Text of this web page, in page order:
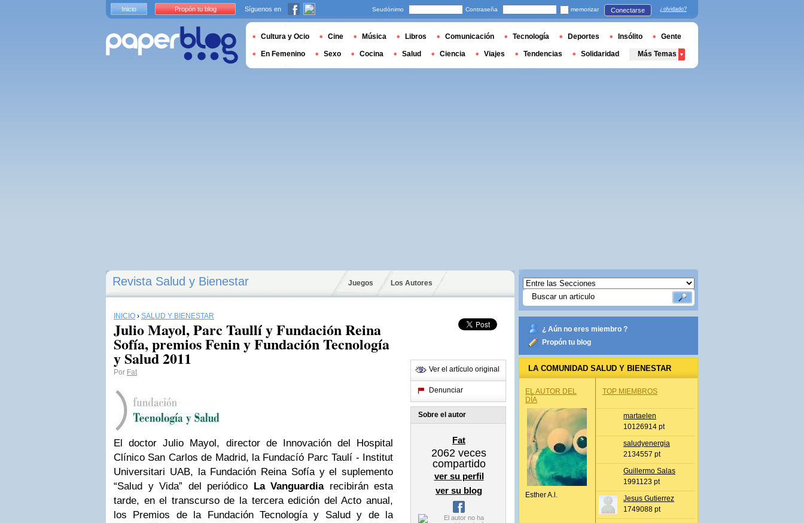
Revista Salud y Bienestar Juegos Los Autores
INICIO › SALUD Y BIENESTAR
Julio Mayol, Parc Taullí y Fundación Reina
Sofía, premios Fenin y Fundación Tecnología
y Salud 2011
Por Fat
El doctor Julio Mayol, director de Innovación del Hospital
Clínico San Carlos de Madrid, la Fundacíó Parc Taulí - Institut
Universitari UAB, la Fundación Reina Sofía y el suplemento
“Salud y Vida” del periódico La Vanguardiarecibirán esta
tarde, en el transcurso de la tercera edición del Acto anual,
los Premios de la Fundación Tecnología y Salud y de la
Ver el artículo original
Denunciar
Sobre el autor
Fat
2062 veces
compartido
ver su perfil
ver su blog
¿ Aún no eres miembro ?
Propón tu blog
LA COMUNIDAD SALUD Y BIENESTAR
EL AUTOR DEL
DÍA
Esther A.l.
TOP MIEMBROS
martaelen
10126914 pt
saludyenergia
2134557 pt
Guillermo Salas
1991123 pt
Jesus Gutierrez
1749088 pt
Inicio Propón tu blog Síguenos en Seudónimo Contraseña memorizar Conectarse ¿olvidado?
Cultura y Ocio Cine Música Libros Comunicación Tecnología Deportes Insólito Gente
En Femenino Sexo Cocina Salud Ciencia Viajes Tendencias Solidaridad Más Temas